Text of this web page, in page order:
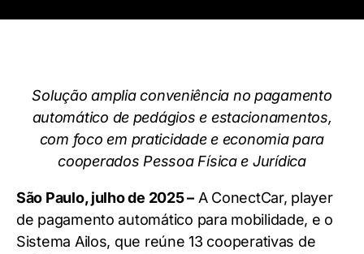
Solução amplia conveniência no pagamento
automático de pedágios e estacionamentos,
com foco em praticidade e economia para
cooperados Pessoa Física e Jurídica
São Paulo, julho de 2025 –A ConectCar, player
de pagamento automático para mobilidade, e o
Sistema Ailos, que reúne 13 cooperativas de